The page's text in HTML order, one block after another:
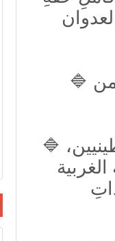
🔷 الإبادة الجماعية للشعب الفلسطيني قد بلغت من
🔷 رفضنا، ومازلنا، أفعال التهجيرِ القسريِّ للفلسطينيين،